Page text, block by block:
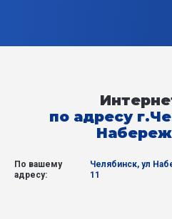
по адресу
По вашему
адресу:
Челябинск, ул
11